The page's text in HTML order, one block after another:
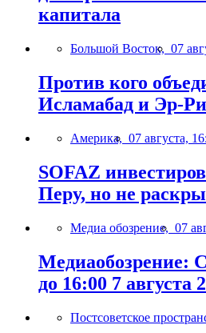
капитала
Большой Восток, 07
Против кого
Исламабад и Эр-
Америка, 07 августа,
SOFAZ
Перу, но не
Медиа обозрение, 07
Медиаобозрение:
до 16:00 7 августа
Постсоветское